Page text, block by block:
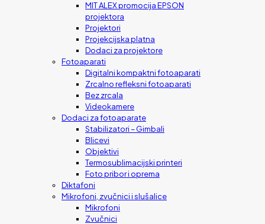
MIT ALEX promocija EPSON
projektora
Projektori
Projekcijska platna
Dodaci za projektore
Fotoaparati
Digitalni kompaktni fotoaparati
Zrcalno refleksni fotoaparati
Bez zrcala
Videokamere
Dodaci za fotoaparate
Stabilizatori – Gimbali
Blicevi
Objektivi
Termosublimacijski printeri
Foto pribor i oprema
Diktafoni
Mikrofoni, zvučnici i slušalice
Mikrofoni
Zvučnici